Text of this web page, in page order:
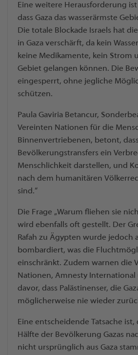
Eine weitere Herausforderung ist
dass Gaza das wasserärmste
Die totale Blockade Israels hat
in Gaza verschärft, da kein
keine Medikamente, kein Strom
Gebiet gelangen können. Die
eingesperrt, ohne jegliche
schützen.
Paula Gaviria Betancur,
Vereinten Nationen für die
Binnenvertriebenen, betont,
Bevölkerungstransfers ein
Menschlichkeit darstellen, und
nach dem humanitären
sind.“
Die Frage „Warum fliehen sie
wird ebenfalls oft gestellt. Der
Rafah zu Ägypten wurde jedoch
bombardiert, was die
einschränkt. Zudem warnen die
Nationen, Amnesty
davor, dass Palästinenser, die
möglicherweise nie wieder
Eine entscheidende Tatsache ist,
Hälfte der Bevölkerung Gazas
nicht ursprünglich aus Gaza